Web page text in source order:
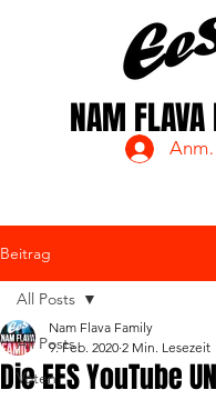
NAM
Beitrag
All Posts
Voten
All Posts
Die EES YouTube
Nam Flava Family
9. Feb. 2020 2 Min. Lesezeit